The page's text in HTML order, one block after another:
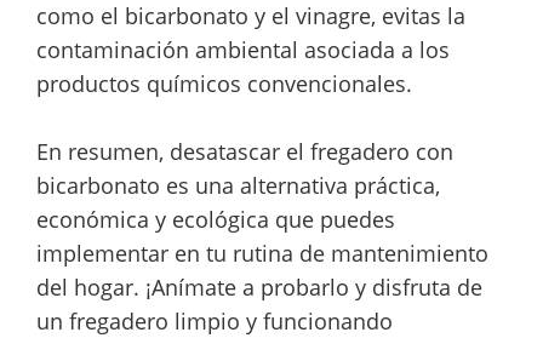
como el bicarbonato y el vinagre, evitas la
contaminación ambiental asociada a los
productos químicos convencionales.
En resumen, desatascar el fregadero con
bicarbonato es una alternativa práctica,
económica y ecológica que puedes
implementar en tu rutina de mantenimiento
del hogar. ¡Anímate a probarlo y disfruta de
un fregadero limpio y funcionando